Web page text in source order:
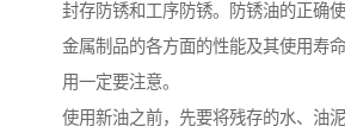
封存防锈和工序防锈。防锈油的正确
金属制品的各方面的性能及其使用寿
用一定要注意。
使用新油之前，先要将残存的水、油